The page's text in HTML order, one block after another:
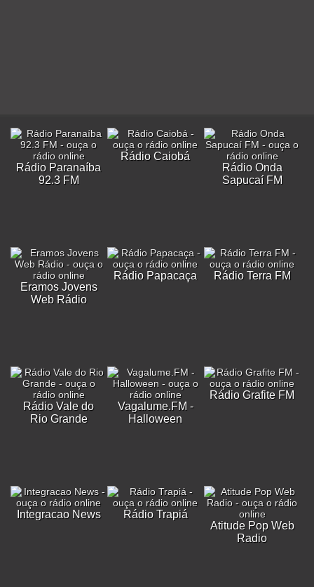
Rádio Paranaíba
92.3 FM
Rádio Caiobá
Rádio Onda
Sapucaí FM
Eramos Jovens
Web Rádio
Rádio Papacaça Rádio Terra FM
Rádio Vale do
Rio Grande
Vagalume.FM -
Halloween
Rádio Grafite FM
Integracao News
Rádio Trapiá
Atitude Pop Web
Radio